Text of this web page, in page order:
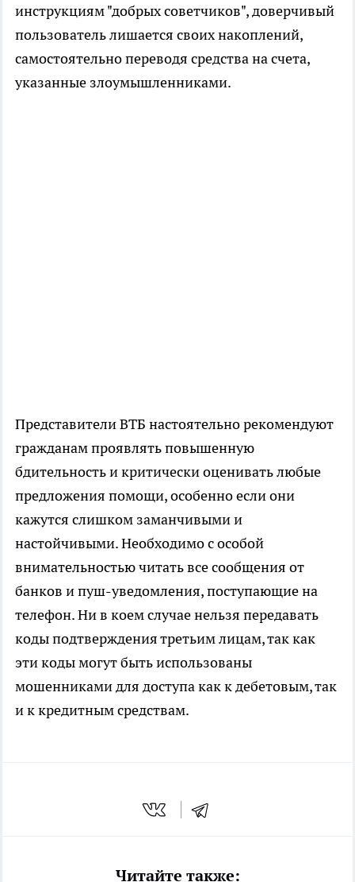
инструкциям "добрых советчиков", доверчивый
пользователь лишается своих накоплений,
самостоятельно переводя средства на счета,
указанные злоумышленниками.
Представители ВТБ настоятельно рекомендуют
гражданам проявлять повышенную
бдительность и критически оценивать любые
предложения помощи, особенно если они
кажутся слишком заманчивыми и
настойчивыми. Необходимо с особой
внимательностью читать все сообщения от
банков и пуш-уведомления, поступающие на
телефон. Ни в коем случае нельзя передавать
коды подтверждения третьим лицам, так как
эти коды могут быть использованы
мошенниками для доступа как к дебетовым, так
и к кредитным средствам.
Читайте также: